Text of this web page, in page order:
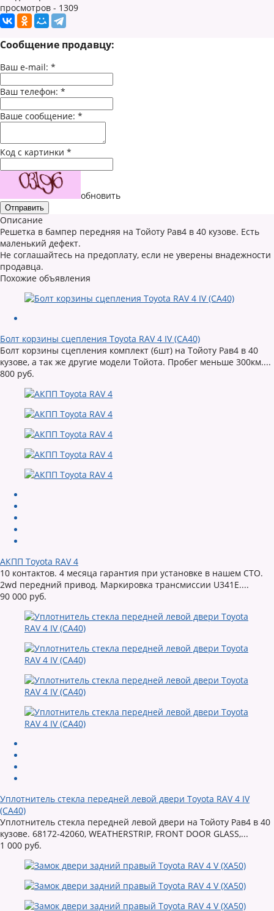
просмотров - 1309
Сообщение продавцу:
Ваш e-mail: *
Ваш телефон: *
Ваше сообщение: *
Код с картинки *
обновить
Описание
Решетка в бампер передняя на Тойоту Рав4 в 40 кузове. Есть
маленький дефект.
Не соглашайтесь на предоплату, если не уверены внадежности
продавца.
Похожие объявления
Болт корзины сцепления Toyota RAV 4 IV (CA40)
Болт корзины сцепления комплект (6шт) на Тойоту Рав4 в 40
кузове, а так же другие модели Тойота. Пробег меньше 300км....
800 руб.
АКПП Toyota RAV 4
10 контактов. 4 месяца гарантия при установке в нашем СТО.
2wd передний привод. Маркировка трансмиссии U341E....
90 000 руб.
Уплотнитель стекла передней левой двери Toyota RAV 4 IV
(CA40)
Уплотнитель стекла передней левой двери на Тойоту Рав4 в 40
кузове. 68172-42060, WEATHERSTRIP, FRONT DOOR GLASS,...
1 000 руб.